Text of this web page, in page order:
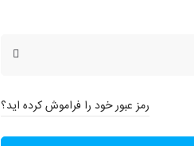
رمز عبور خود را فراموش کرده اید؟